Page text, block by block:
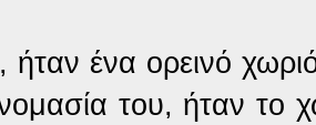
ήταν ένα ορεινό
του, ήταν το